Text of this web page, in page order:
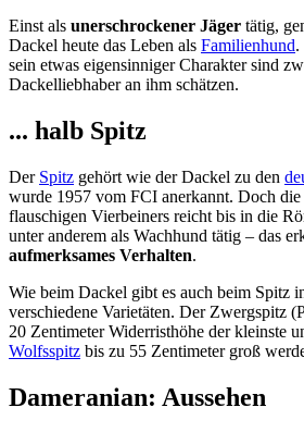
Einst als unerschrockener Jäger tätig,
Dackel heute das Leben als Familienhund.
sein etwas eigensinniger Charakter sind
Dackelliebhaber an ihm schätzen.
... halb Spitz
Der Spitz gehört wie der Dackel zu den
wurde 1957 vom FCI anerkannt. Doch die
flauschigen Vierbeiners reicht bis in die
unter anderem als Wachhund tätig – das
aufmerksames Verhalten.
Wie beim Dackel gibt es auch beim Spitz
verschiedene Varietäten. Der Zwergspitz
20 Zentimeter Widerristhöhe der kleinste
Wolfsspitz bis zu 55 Zentimeter groß
Dameranian: Aussehen